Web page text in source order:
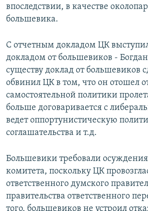
впоследствии, в качестве
большевика.
С отчетным докладом ЦК
докладом от большевиков -
существу доклад от большевиков
обвинил ЦК в том, что он отошел
самостоятельной политики
больше договаривается с
ведет оппортунистическую
соглашательства и т.д.
Большевики требовали
комитета, поскольку ЦК
ответственного думского
правительства ответственного
того, большевиков не устроил